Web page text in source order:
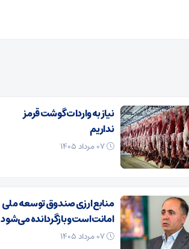
نیاز به واردات گوشت قرمز
نداریم
۰۷ مرداد ۱۴۰۵
منابع ارزی صندوق توسعه ملی
امانت است و بازگردانده می‌شود
۰۷ مرداد ۱۴۰۵